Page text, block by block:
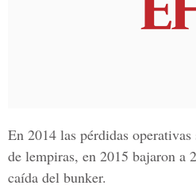
En 2014 las pérdidas operativas
de lempiras, en 2015 bajaron a
caída del bunker.